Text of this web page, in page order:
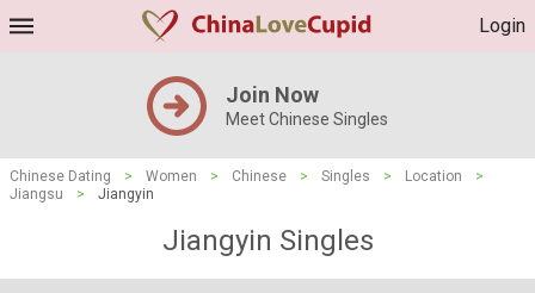
Login
Join Now
Meet Chinese Singles
Chinese Dating > Women > Chinese > Singles > Location
>
Jiangsu
> Jiangyin
Jiangyin Singles